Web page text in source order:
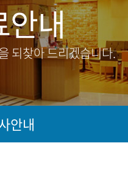
안내
되찾아 드리겠습니다.
안내